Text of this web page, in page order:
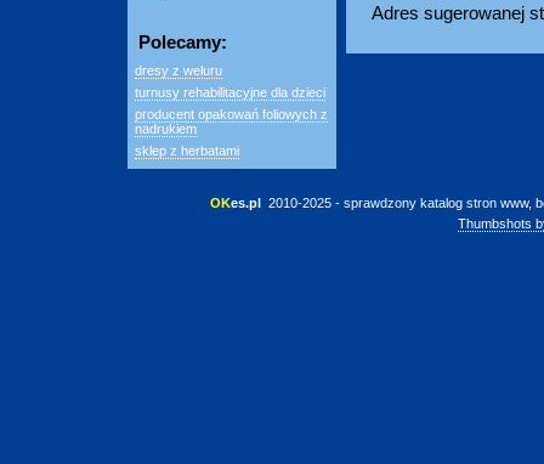
Polecamy:
dresy z weluru
turnusy rehabilitacyjne dla dzieci
producent opakowań foliowych z
nadrukiem
sklep z herbatami
Adres sugerowanej
OKes.pl 2010-2025 - sprawdzony katalog stron www,
Thumbshots